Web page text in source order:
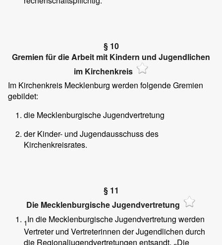
§ 10
Gremien für die Arbeit mit Kindern und Jugendlichen
im Kirchenkreis
Im Kirchenkreis Mecklenburg werden folgende Gremien
gebildet:
die Mecklenburgische Jugendvertretung
der Kinder- und Jugendausschuss des
Kirchenkreisrates.
§ 11
Die Mecklenburgische Jugendvertretung
1In die Mecklenburgische Jugendvertretung werden
Vertreter und Vertreterinnen der Jugendlichen durch
die Regionaljugendvertretungen entsandt. Die